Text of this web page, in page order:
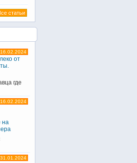
статьи
16.02.2024
от
где
16.02.2024
на
31.01.2024